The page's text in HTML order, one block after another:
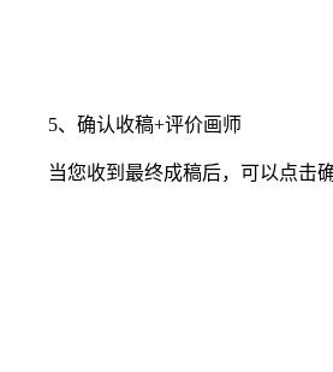
5、确认收稿+评价画师
当您收到最终成稿后，可以点击确